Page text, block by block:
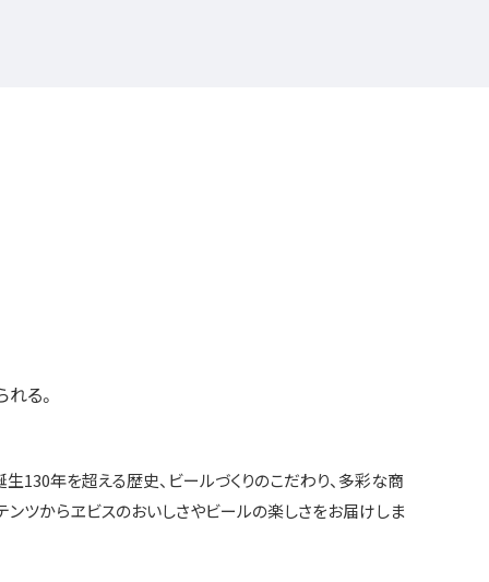
る。
生130年を超える歴史、ビールづくりのこだわり、多彩な商
ンツからヱビスのおいしさやビールの楽しさをお届けしま